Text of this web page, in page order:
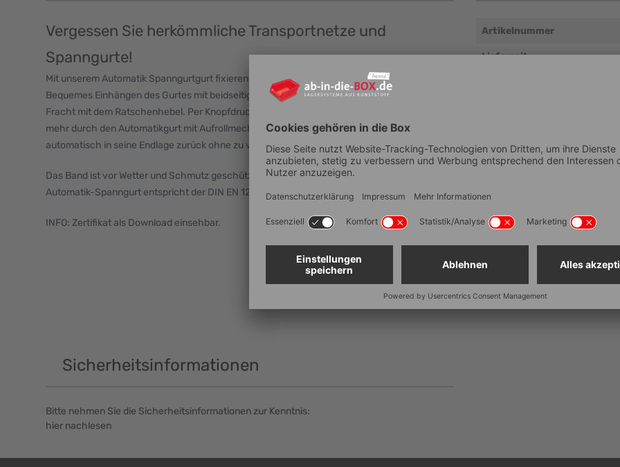
Vergessen Sie herkömmliche Transportnetze und
Spanngurte!
Mit unserem Automatik Spanngurtgurt fixieren Sie Ihre Ladung einfach und sicher.
Bequemes Einhängen des Gurtes mit beidseitigen Spitzhaken. Kinderleichtes Verspannen der
Fracht mit dem Ratschenhebel. Per Knopfdruck leicht zu lösen. Kein händisches Aufrollen
mehr durch den Automatikgurt mit Aufrollmechanik. Der Gurt läuft mit diesem System
automatisch in seine Endlage zurück ohne zu verheddern.
Das Band ist vor Wetter und Schmutz geschützt, eine lange Lebensdauer ist garantiert. Der
Automatik-Spanngurt entspricht der DIN EN 12195-2.
INFO: Zertifikat als Download einsehbar.
Artikelnummer
Lieferzeit
Eigengewicht (g/Stk.)
Zurrkraft (daN)
Material
Sicherheitsinformationen
Bitte nehmen Sie die Sicherheitsinformationen zur Kenntnis:
hier nachlesen